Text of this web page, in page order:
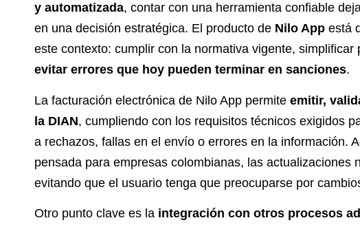
y automatizada, contar con una herramienta confiable
en una decisión estratégica. El producto de Nilo App está
este contexto: cumplir con la normativa vigente,
evitar errores que hoy pueden terminar en sanciones.
La facturación electrónica de Nilo App permite emitir,
la DIAN, cumpliendo con los requisitos técnicos exigidos
a rechazos, fallas en el envío o errores en la información.
pensada para empresas colombianas, las actualizaciones
evitando que el usuario tenga que preocuparse por
Otro punto clave es la integración con otros procesos